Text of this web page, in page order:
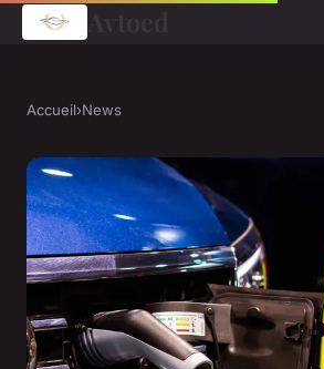
Accueil›News